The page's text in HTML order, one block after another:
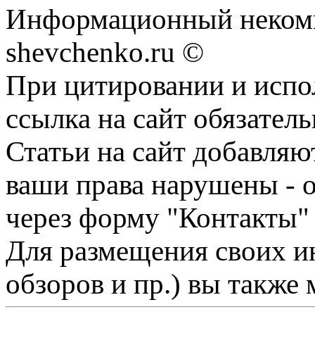
Информационный
shevchenko.ru ©
При цитировании и
ссылка на сайт
Статьи на сайт
ваши права нарушены -
через форму "Контакты"
Для размещения своих
обзоров и пр.) вы также